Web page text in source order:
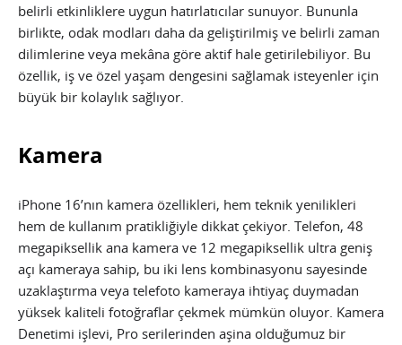
belirli etkinliklere uygun hatırlatıcılar sunuyor. Bununla
birlikte, odak modları daha da geliştirilmiş ve belirli zaman
dilimlerine veya mekâna göre aktif hale getirilebiliyor. Bu
özellik, iş ve özel yaşam dengesini sağlamak isteyenler için
büyük bir kolaylık sağlıyor.
Kamera
iPhone 16’nın kamera özellikleri, hem teknik yenilikleri
hem de kullanım pratikliğiyle dikkat çekiyor. Telefon, 48
megapiksellik ana kamera ve 12 megapiksellik ultra geniş
açı kameraya sahip, bu iki lens kombinasyonu sayesinde
uzaklaştırma veya telefoto kameraya ihtiyaç duymadan
yüksek kaliteli fotoğraflar çekmek mümkün oluyor. Kamera
Denetimi işlevi, Pro serilerinden aşina olduğumuz bir